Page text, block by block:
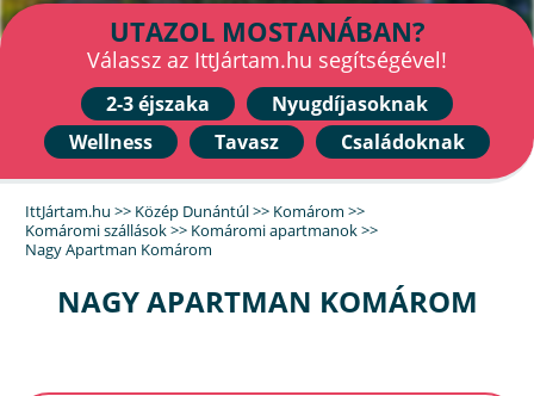
UTAZOL MOSTANÁBAN?
Válassz az IttJártam.hu segítségével!
2-3 éjszaka
Nyugdíjasoknak
Wellness
Tavasz Családoknak
IttJártam.hu >> Közép Dunántúl>> Komárom >>
Komáromi szállások>> Komáromi apartmanok>>
Nagy Apartman Komárom
NAGY APARTMAN KOMÁROM